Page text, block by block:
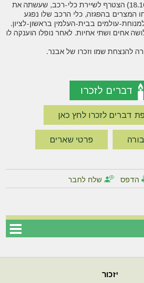
בתשרי תשל"ד (18.10.1973) הצטרף לשיירת כלי-רכב, שעשתה את
המצרים בהפגזה, כלי הרכב שלו נפגע
עולמים בבית-העלמין בראשון-לציון.
אחים ושתי אחיות. לאחר נופלו הוענקה לו
להנצחת שמו וזכרו של אבנר.
דברים לזכרו
דברים לזכרו לחץ כאן
פרטי שארים
הדפס שלח לחבר
יזכור